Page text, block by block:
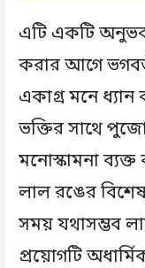
এটি একটি
করার আগে
একাগ্র মনে ধ্যান
ভক্তির সাথে
মনোস্কামনা
লাল রঙের
সময় যথাসম্ভব
প্রয়োগটি